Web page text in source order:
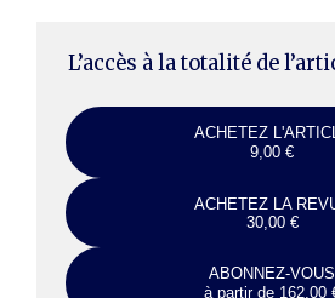
L’accès à la totalité de
ACHETEZ
9,00 €
ACHETEZ LA
30,00 €
ABONNEZ-VOUS
à partir de 162,00